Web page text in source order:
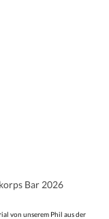
Bar 2026
von unserem Phil aus der